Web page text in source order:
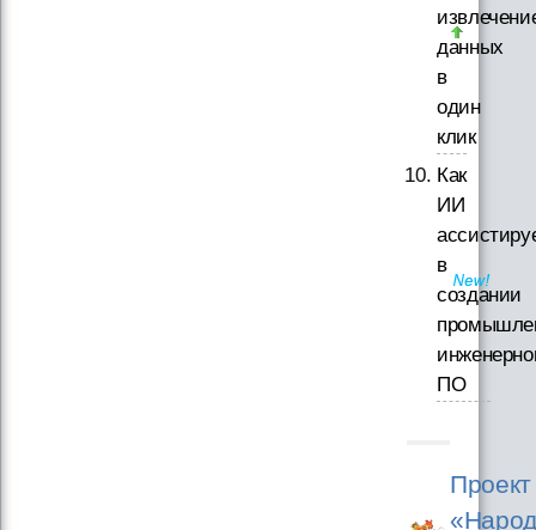
данных
в
один
клик
Как
ИИ
в
создании
ПО
Проект